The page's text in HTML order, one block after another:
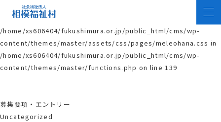
Warning: filemtime(): stat failed for
/home/xs606404/fukushimura.or.jp/public_html/cms/wp-
content/themes/master/assets/css/pages/meleohana.css in
/home/xs606404/fukushimura.or.jp/public_html/cms/wp-
content/themes/master/functions.php on line139
募集要項・エントリー
Uncategorized